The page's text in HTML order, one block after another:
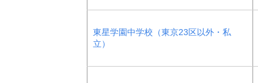
東星学園中学校（東京23区以外・私
立）